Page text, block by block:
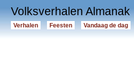
Volksverhalen Almanak
Verhalen Feesten Vandaag de dag